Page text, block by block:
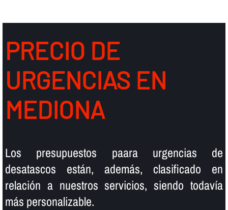
PRECIO DE
URGENCIAS EN
MEDIONA
Los presupuestos paara urgencias de
desatascos están, además, clasificado en
relación a nuestros servicios, siendo todaví­a
más personalizable.